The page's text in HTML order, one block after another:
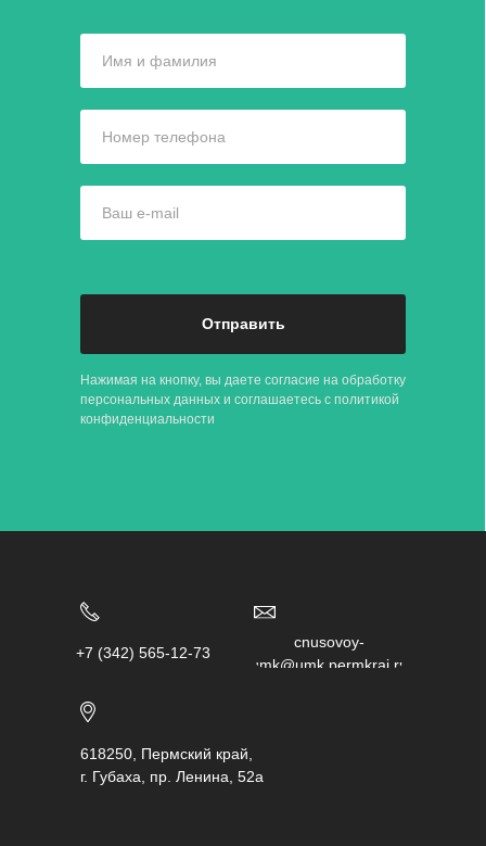
Имя и фамилия
Номер телефона
Ваш e-mail
Отправить
Нажимая на кнопку, вы даете согласие на обработку
персональных данных и соглашаетесь c политикой
конфиденциальности
+7 (342) 565-12-73
chusovoy-
umk@umk.permkrai.ru
618250, Пермский край,
г. Губаха, пр. Ленина, 52а